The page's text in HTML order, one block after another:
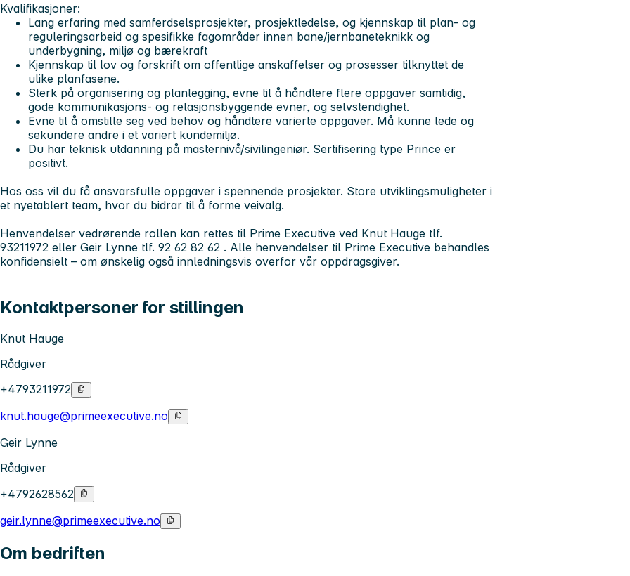
Kvalifikasjoner:
Lang erfaring med samferdselsprosjekter, prosjektledelse, og kjennskap til plan- og
reguleringsarbeid og spesifikke fagområder innen bane/jernbaneteknikk og
underbygning, miljø og bærekraft
Kjennskap til lov og forskrift om offentlige anskaffelser og prosesser tilknyttet de
ulike planfasene.
Sterk på organisering og planlegging, evne til å håndtere flere oppgaver samtidig,
gode kommunikasjons- og relasjonsbyggende evner, og selvstendighet.
Evne til å omstille seg ved behov og håndtere varierte oppgaver. Må kunne lede og
sekundere andre i et variert kundemiljø.
Du har teknisk utdanning på masternivå/sivilingeniør. Sertifisering type Prince er
positivt.
Hos oss vil du få ansvarsfulle oppgaver i spennende prosjekter. Store utviklingsmuligheter i
et nyetablert team, hvor du bidrar til å forme veivalg.
Henvendelser vedrørende rollen kan rettes til Prime Executive ved Knut Hauge tlf.
93211972 eller Geir Lynne tlf. 92 62 82 62 . Alle henvendelser til Prime Executive behandles
konfidensielt – om ønskelig også innledningsvis overfor vår oppdragsgiver.
Kontaktpersoner for stillingen
Knut Hauge
Rådgiver
+4793211972
knut.hauge@primeexecutive.no
Geir Lynne
Rådgiver
+4792628562
geir.lynne@primeexecutive.no
Om bedriften